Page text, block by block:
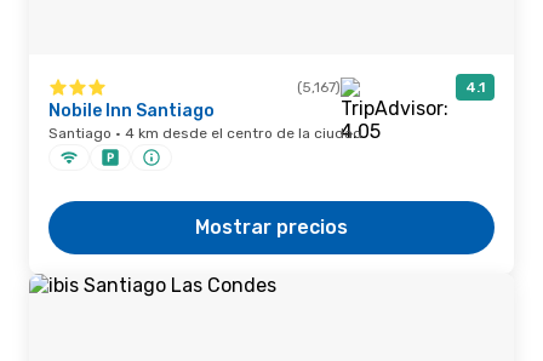
(5,167) 4.1
Nobile Inn Santiago
Santiago · 4 km desde el centro de la ciudad
Mostrar precios